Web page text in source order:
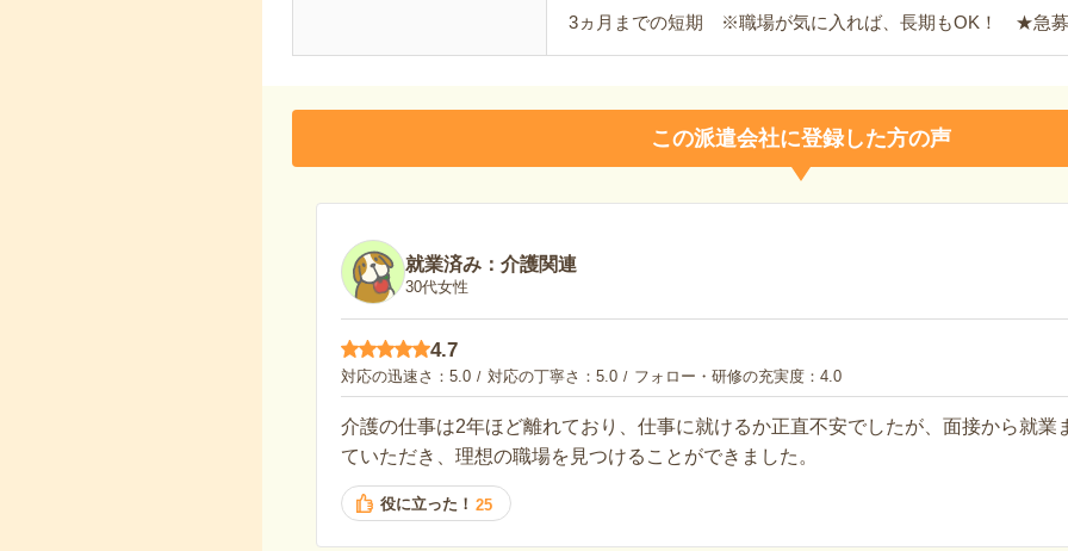
3ヵ月までの短期 ※職場が気に入れば、長期もOK！ ★急募
この派遣会社に登録した方の声
就業済み：介護関連
30代女性
4.7
対応の迅速さ 5.0 対応の丁寧さ 5.0 フォロー・研修の充実度 4.0
介護の仕事は2年ほど離れており、仕事に就けるか正直不安でしたが、面接から就業
ていただき、理想の職場を見つけることができました。
役に立った！ 25